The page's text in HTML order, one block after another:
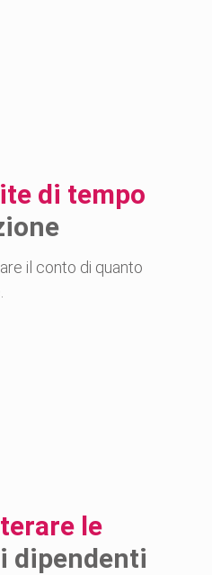
di tempo
il conto di quanto
le
dipendenti